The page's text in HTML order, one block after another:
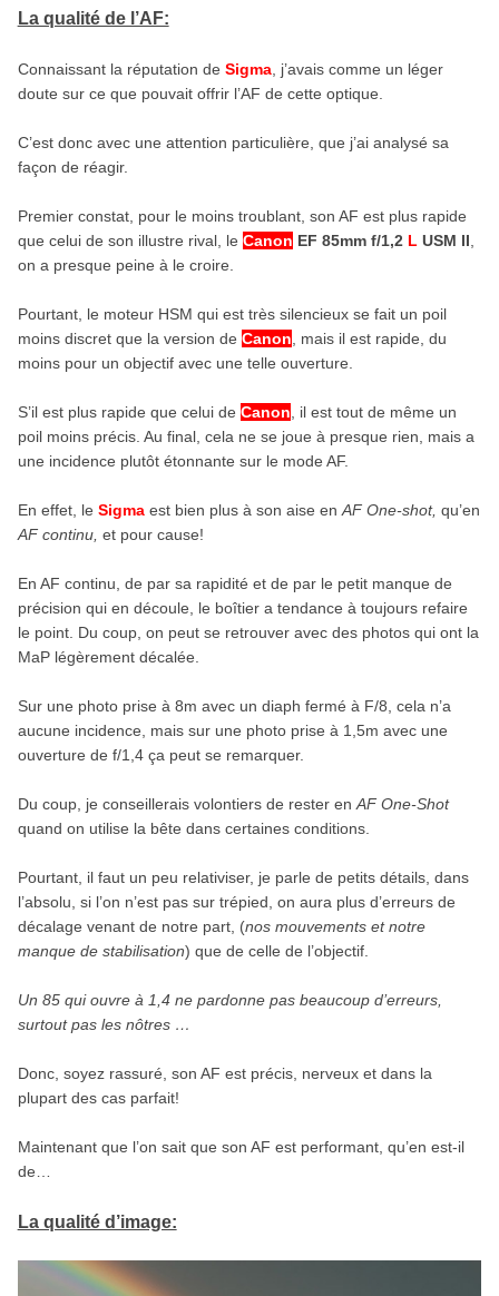
La qualité de l’AF:
Connaissant la réputation de Sigma, j’avais comme un léger
doute sur ce que pouvait offrir l’AF de cette optique.
C’est donc avec une attention particulière, que j’ai analysé sa
façon de réagir.
Premier constat, pour le moins troublant, son AF est plus rapide
que celui de son illustre rival, le Canon EF 85mm f/1,2L USM II
on a presque peine à le croire.
Pourtant, le moteur HSM qui est très silencieux se fait un poil
moins discret que la version de Canon , mais il est rapide, du
moins pour un objectif avec une telle ouverture.
S’il est plus rapide que celui de Canon , il est tout de même un
poil moins précis. Au final, cela ne se joue à presque rien, mais a
une incidence plutôt étonnante sur le mode AF.
En effet, le Sigmaest bien plus à son aise en AF One-shot, qu’en
AF continu, et pour cause!
En AF continu, de par sa rapidité et de par le petit manque de
précision qui en découle, le boîtier a tendance à toujours refaire
le point. Du coup, on peut se retrouver avec des photos qui ont la
MaP légèrement décalée.
Sur une photo prise à 8m avec un diaph fermé à F/8, cela n’a
aucune incidence, mais sur une photo prise à 1,5m avec une
ouverture de f/1,4 ça peut se remarquer.
Du coup, je conseillerais volontiers de rester en AF One-Shot
quand on utilise la bête dans certaines conditions.
Pourtant, il faut un peu relativiser, je parle de petits détails, dans
l’absolu, si l’on n’est pas sur trépied, on aura plus d’erreurs de
décalage venant de notre part, (nos mouvements et notre
manque de stabilisation) que de celle de l’objectif.
Un 85 qui ouvre à 1,4 ne pardonne pas beaucoup d’erreurs,
surtout pas les nôtres …
Donc, soyez rassuré, son AF est précis, nerveux et dans la
plupart des cas parfait!
Maintenant que l’on sait que son AF est performant, qu’en est-il
de…
La qualité d’image: